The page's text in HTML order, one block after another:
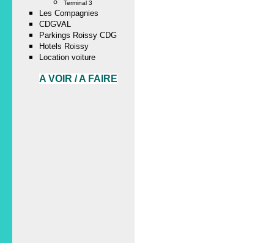
Terminal 3
Les Compagnies
CDGVAL
Parkings Roissy CDG
Hotels Roissy
Location voiture
A VOIR / A FAIRE